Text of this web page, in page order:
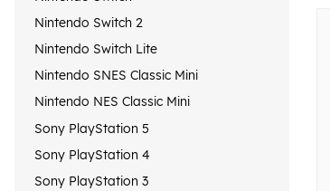
Nintendo Switch 2
Nintendo Switch Lite
Nintendo SNES Classic Mini
Nintendo NES Classic Mini
Sony PlayStation 5
Sony PlayStation 4
Sony PlayStation 3